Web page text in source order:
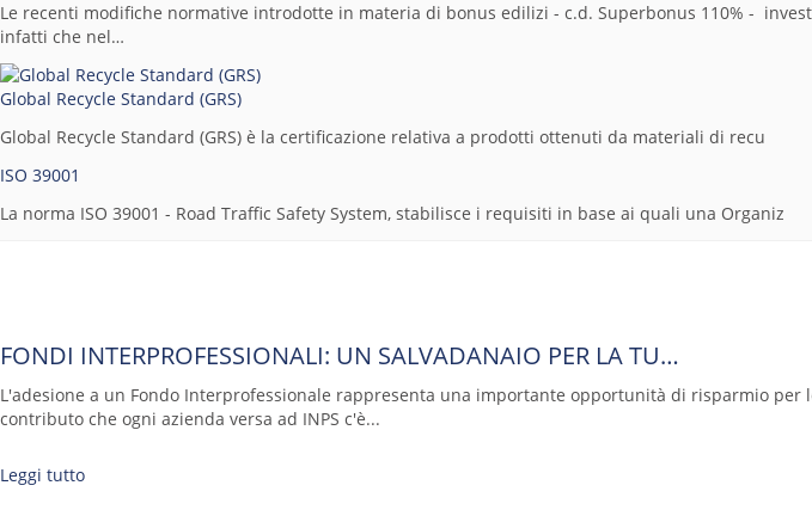
Le recenti modifiche normative introdotte in materia di bonus edilizi - c.d. Superbonus 110% -
infatti che nel…
Global Recycle Standard (GRS)
Global Recycle Standard (GRS) è la certificazione relativa a prodotti ottenuti da materiali di recu
ISO 39001
La norma ISO 39001 - Road Traffic Safety System, stabilisce i requisiti in base ai quali una Organiz
FONDI INTERPROFESSIONALI: UN SALVADANAIO PER LA TU…
L'adesione a un Fondo Interprofessionale rappresenta una importante opportunità di risparmio per le
contributo che ogni azienda versa ad INPS c'è...
Leggi tutto